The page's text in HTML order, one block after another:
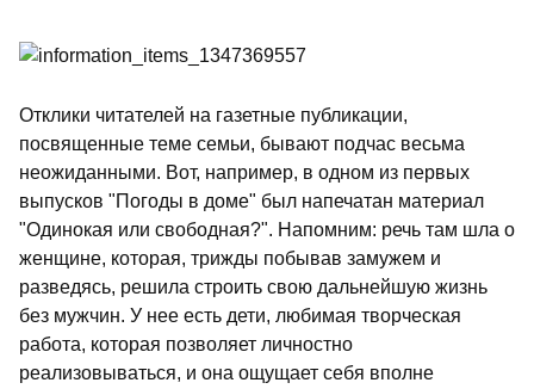
Отклики читателей на газетные публикации,
посвященные теме семьи, бывают подчас весьма
неожиданными. Вот, например, в одном из первых
выпусков "Погоды в доме" был напечатан материал
"Одинокая или свободная?". Напомним: речь там шла о
женщине, которая, трижды побывав замужем и
разведясь, решила строить свою дальнейшую жизнь
без мужчин. У нее есть дети, любимая творческая
работа, которая позволяет личностно
реализовываться, и она ощущает себя вполне